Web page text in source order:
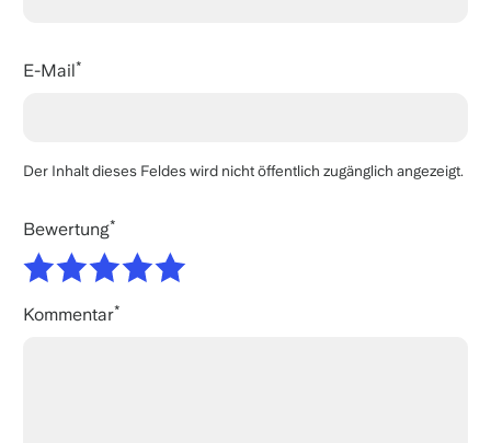
E-Mail
Der Inhalt dieses Feldes wird nicht öffentlich zugänglich angezeigt.
Bewertung
Kommentar